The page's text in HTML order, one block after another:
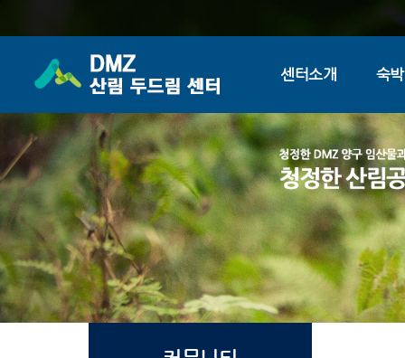
센터소개 숙